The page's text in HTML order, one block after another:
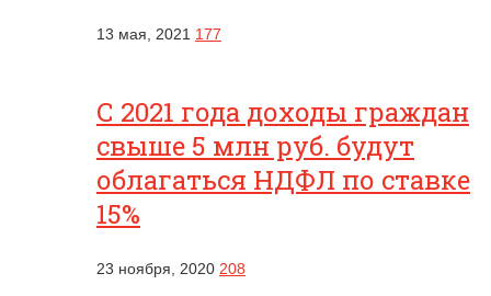
13 мая, 2021 177
С 2021 года доходы граждан
свыше 5 млн руб. будут
облагаться НДФЛ по ставке
15%
23 ноября, 2020 208